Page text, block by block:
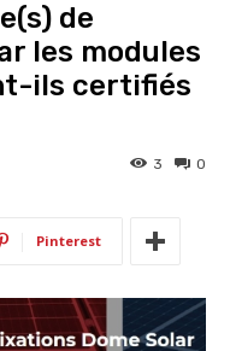
de
les modules
ils certifiés
0
3
Pinterest